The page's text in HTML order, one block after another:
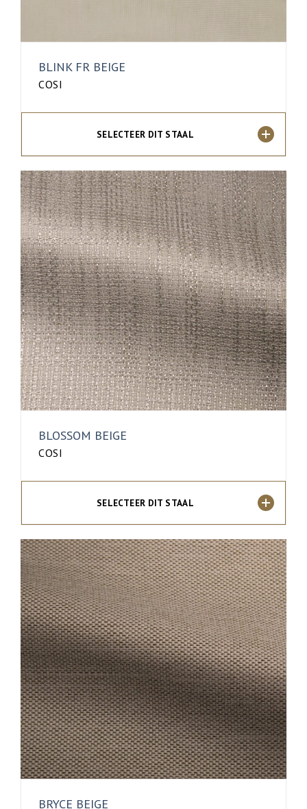
BLINK FR BEIGE
COSI
SELECTEER DIT STAAL
BLOSSOM BEIGE
COSI
SELECTEER DIT STAAL
BRYCE BEIGE